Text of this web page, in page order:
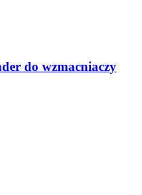
do wzmacniaczy